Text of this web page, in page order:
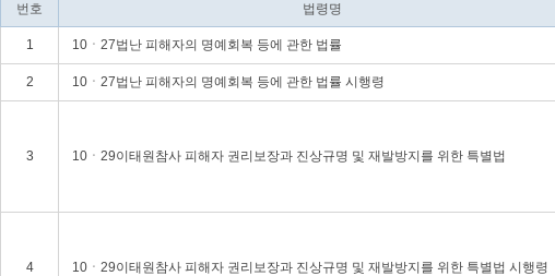
번호 법령명
1 10ㆍ27법난 피해자의 명예회복 등에 관한 법률
2 10ㆍ27법난 피해자의 명예회복 등에 관한 법률 시행령
3 10ㆍ29이태원참사 피해자 권리보장과 진상규명 및 재발방지를 위한 특별법
4 10ㆍ29이태원참사 피해자 권리보장과 진상규명 및 재발방지를 위한 특별법 시행령